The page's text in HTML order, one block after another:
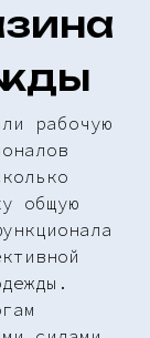
рабочую
общую